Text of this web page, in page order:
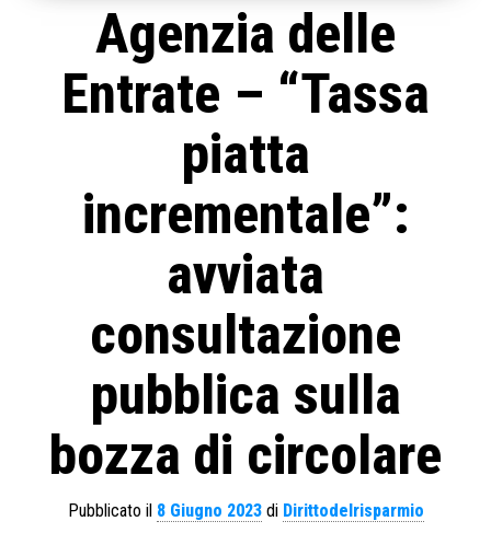
Agenzia delle
Entrate – “Tassa
piatta
incrementale”:
avviata
consultazione
pubblica sulla
bozza di circolare
Pubblicato il 8 Giugno 2023di Dirittodelrisparmio